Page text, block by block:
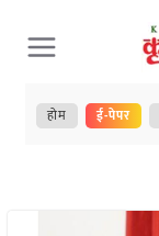
Skip
to
content
होम ई-पेपर